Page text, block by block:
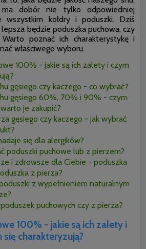
dobór nie tylko odpowiedniej
wszystkim kołdry i poduszki. Dziś
będzie poduszka puchowa, czy
poznać ich charakterystykę i
właściwego wyboru.
100% - jakie są ich zalety i czym
gęsiego czy kaczego - co wybrać?
gęsiego 60%, 70% i 90% - czym
je zakupić?
gęsiego czy kaczego - jak wybrać
się dla alergików?
poduszki puchowe lub z pierzem?
i zdrowsze dla Ciebie - poduszka
z pierza?
z wypełnieniem naturalnym
puchowych czy z pierza?
100% - jakie są ich zalety i
się charakteryzują?